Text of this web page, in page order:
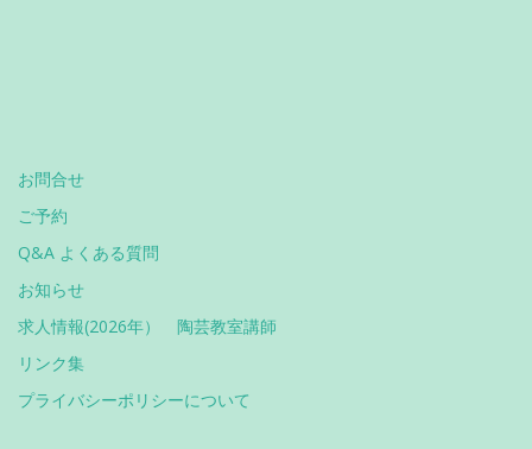
お問合せ
ご予約
Q&A よくある質問
お知らせ
求人情報(2026年） 陶芸教室講師
リンク集
プライバシーポリシーについて